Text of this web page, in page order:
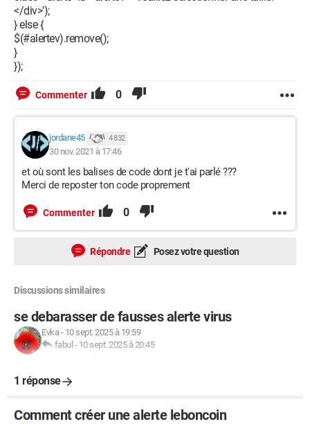
</div>');
} else {
$(#alertev).remove();
}
});
Commenter 0
jordane45 4 832
30 nov. 2021 à 17:46
et où sont les balises de code dont je t'ai parlé ???
Merci de reposter ton code proprement
Commenter 0
Répondre Posez votre question
Discussions similaires
se debarasser de fausses alerte virus
Evka- 10 sept. 2025 à 19:59
fabul - 10 sept. 2025 à 20:45
1 réponse
Comment créer une alerte leboncoin